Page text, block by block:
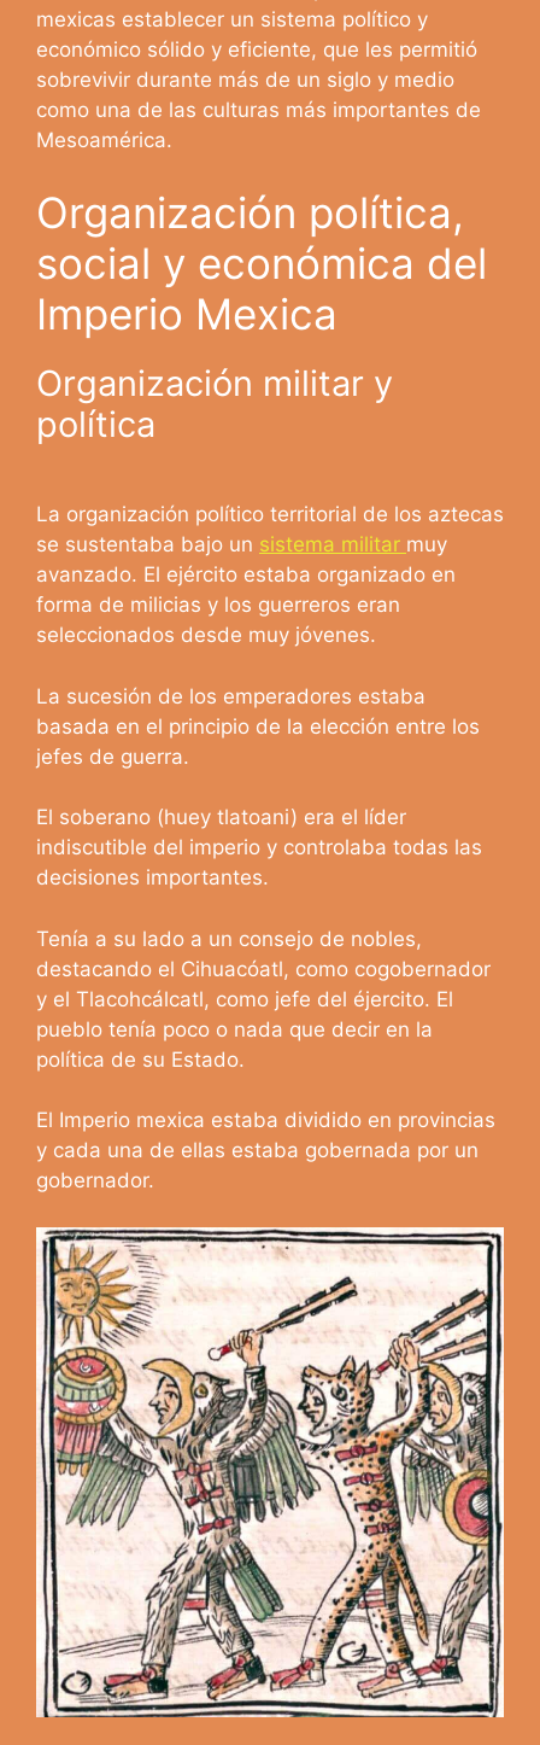
mexicas establecer un sistema político y
económico sólido y eficiente, que les permitió
sobrevivir durante más de un siglo y medio
como una de las culturas más importantes de
Mesoamérica.
Organización política,
social y económica del
Imperio Mexica
Organización militar y
política
La organización político territorial de los aztecas
se sustentaba bajo un sistema militar muy
avanzado. El ejército estaba organizado en
forma de milicias y los guerreros eran
seleccionados desde muy jóvenes.
La sucesión de los emperadores estaba
basada en el principio de la elección entre los
jefes de guerra.
El soberano (huey tlatoani) era el líder
indiscutible del imperio y controlaba todas las
decisiones importantes.
Tenía a su lado a un consejo de nobles,
destacando el Cihuacóatl, como cogobernador
y el Tlacohcálcatl, como jefe del éjercito. El
pueblo tenía poco o nada que decir en la
política de su Estado.
El Imperio mexica estaba dividido en provincias
y cada una de ellas estaba gobernada por un
gobernador.